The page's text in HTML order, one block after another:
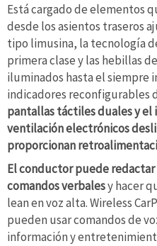
Está cargado de elementos
desde los asientos traseros
tipo limusina, la tecnología
primera clase y las hebillas
iluminados hasta el siempre
indicadores reconfigurables
pantallas táctiles duales y el
ventilación electrónicos
proporcionan
El conductor puede
comandos verbalesy hacer
lean en voz alta. Wireless
pueden usar comandos de
información y